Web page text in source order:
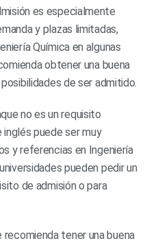
es especialmente
y plazas limitadas,
Química en algunas
obtener una buena
de ser admitido.
no es un requisito
puede ser muy
y referencias en Ingeniería
pueden pedir un
de admisión o para
recomienda tener una buena